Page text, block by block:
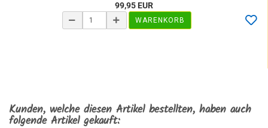
99,95 EUR
WARENKORB
Kunden, welche diesen Artikel bestellten, haben auch
folgende Artikel gekauft: